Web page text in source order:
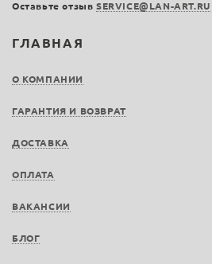
ГЛАВНАЯ
О КОМПАНИИ
ГАРАНТИЯ И ВОЗВРАТ
ДОСТАВКА
ОПЛАТА
ВАКАНСИИ
БЛОГ
Оставьте отзыв SERVICE@LAN-ART.RU